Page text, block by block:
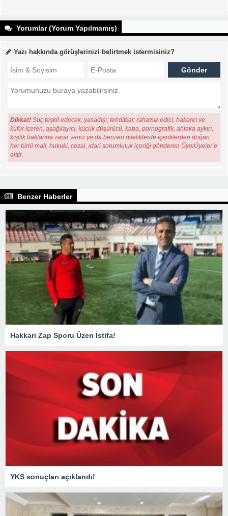
Yorumlar (Yorum Yapılmamış)
Yazı hakkında görüşlerinizi belirtmek istermisiniz?
Dikkat! Suç teşkil edecek, yasadışı, tehditkar, rahatsız edici, hakaret ve
küfür içeren, aşağılayıcı, küçük düşürücü, kaba, pornografik, ahlaka aykırı,
kişilik haklarına zarar verici ya da benzeri niteliklerde içeriklerden doğan
her türlü mali, hukuki, cezai, idari sorumluluk içeriği gönderen Üye/Üyeler’e
aittir.
Benzer Haberler
Hakkari Zap Sporu Üzen İstifa!
YKS sonuçları açıklandı!